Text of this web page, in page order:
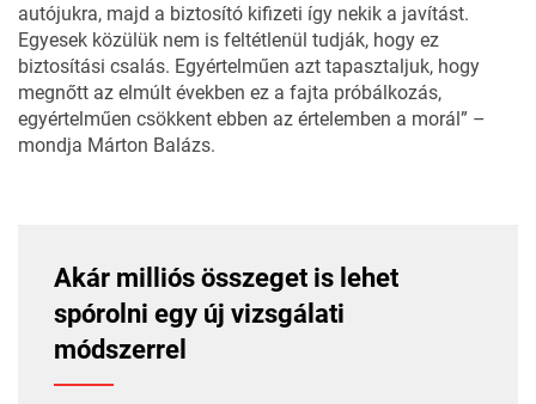
autójukra, majd a biztosító kifizeti így nekik a javítást.
Egyesek közülük nem is feltétlenül tudják, hogy ez
biztosítási csalás. Egyértelműen azt tapasztaljuk, hogy
megnőtt az elmúlt években ez a fajta próbálkozás,
egyértelműen csökkent ebben az értelemben a morál” –
mondja Márton Balázs.
Akár milliós összeget is lehet
spórolni egy új vizsgálati
módszerrel